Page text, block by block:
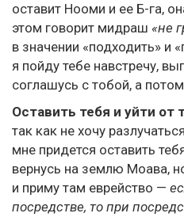
оставит Нооми и ее Б-га,
этом говорит мидраш «не
в значении «подходить» и
я пойду тебе навстречу,
соглашусь с тобой, а
Оставить тебя и уйти от
так как не хочу
мне придется оставить
вернусь на землю Моава,
и приму там еврейство —
посредстве, то при